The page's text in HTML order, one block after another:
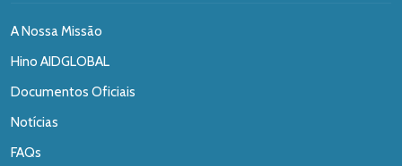
A Nossa Missão
Hino AIDGLOBAL
Documentos Oficiais
Notícias
FAQs